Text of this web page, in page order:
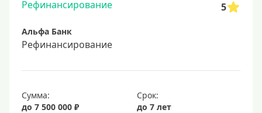
5
Альфа Банк
Рефинансирование
Сумма:
до 7 500 000 ₽
Срок:
до 7 лет